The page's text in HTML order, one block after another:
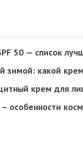
50 — список
зимой: какой
крем для
особенности